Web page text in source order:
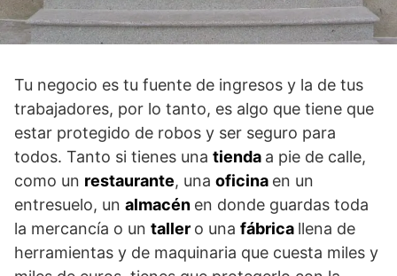
Tu negocio es tu fuente de ingresos y la de tus
trabajadores, por lo tanto, es algo que tiene que
estar protegido de robos y ser seguro para
todos. Tanto si tienes una tienda a pie de calle,
como un restaurante, una oficina en un
entresuelo, un almacén en donde guardas toda
la mercancía o un taller o una fábrica llena de
herramientas y de maquinaria que cuesta miles y